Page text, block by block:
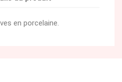
en porcelaine.